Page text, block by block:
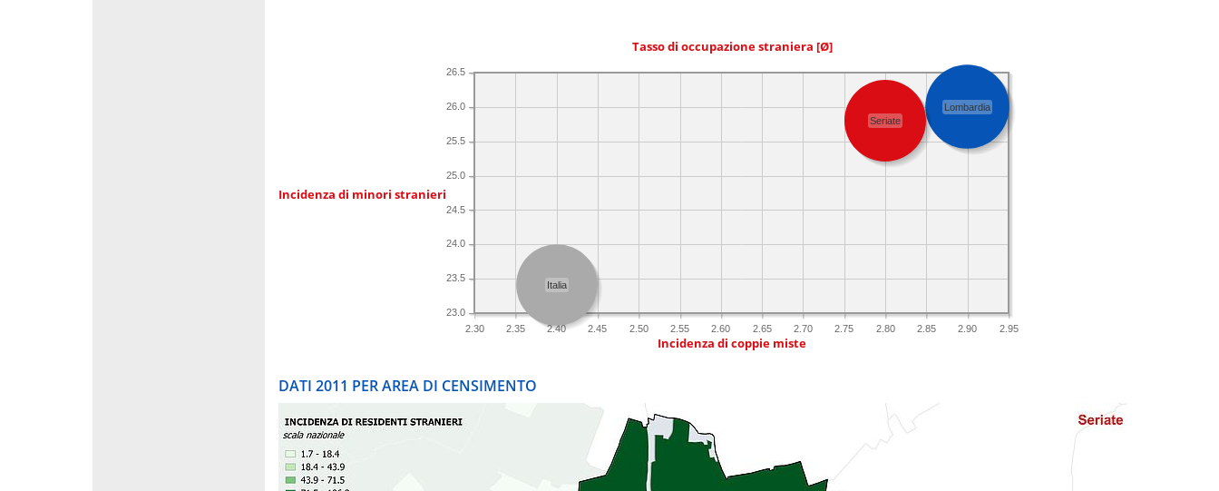
Tasso di occupazione straniera [Ø]
Incidenza di minori stranieri
2.30 2.35 2.40 2.45 2.50 2.55 2.60 2.65 2.70 2.75 2.80 2.85 2.90 2.95
23.0
23.5
24.0
24.5
25.0
25.5
26.0
26.5
Lombardia
Seriate
Italia
Incidenza di coppie miste
DATI 2011 PER AREA DI CENSIMENTO